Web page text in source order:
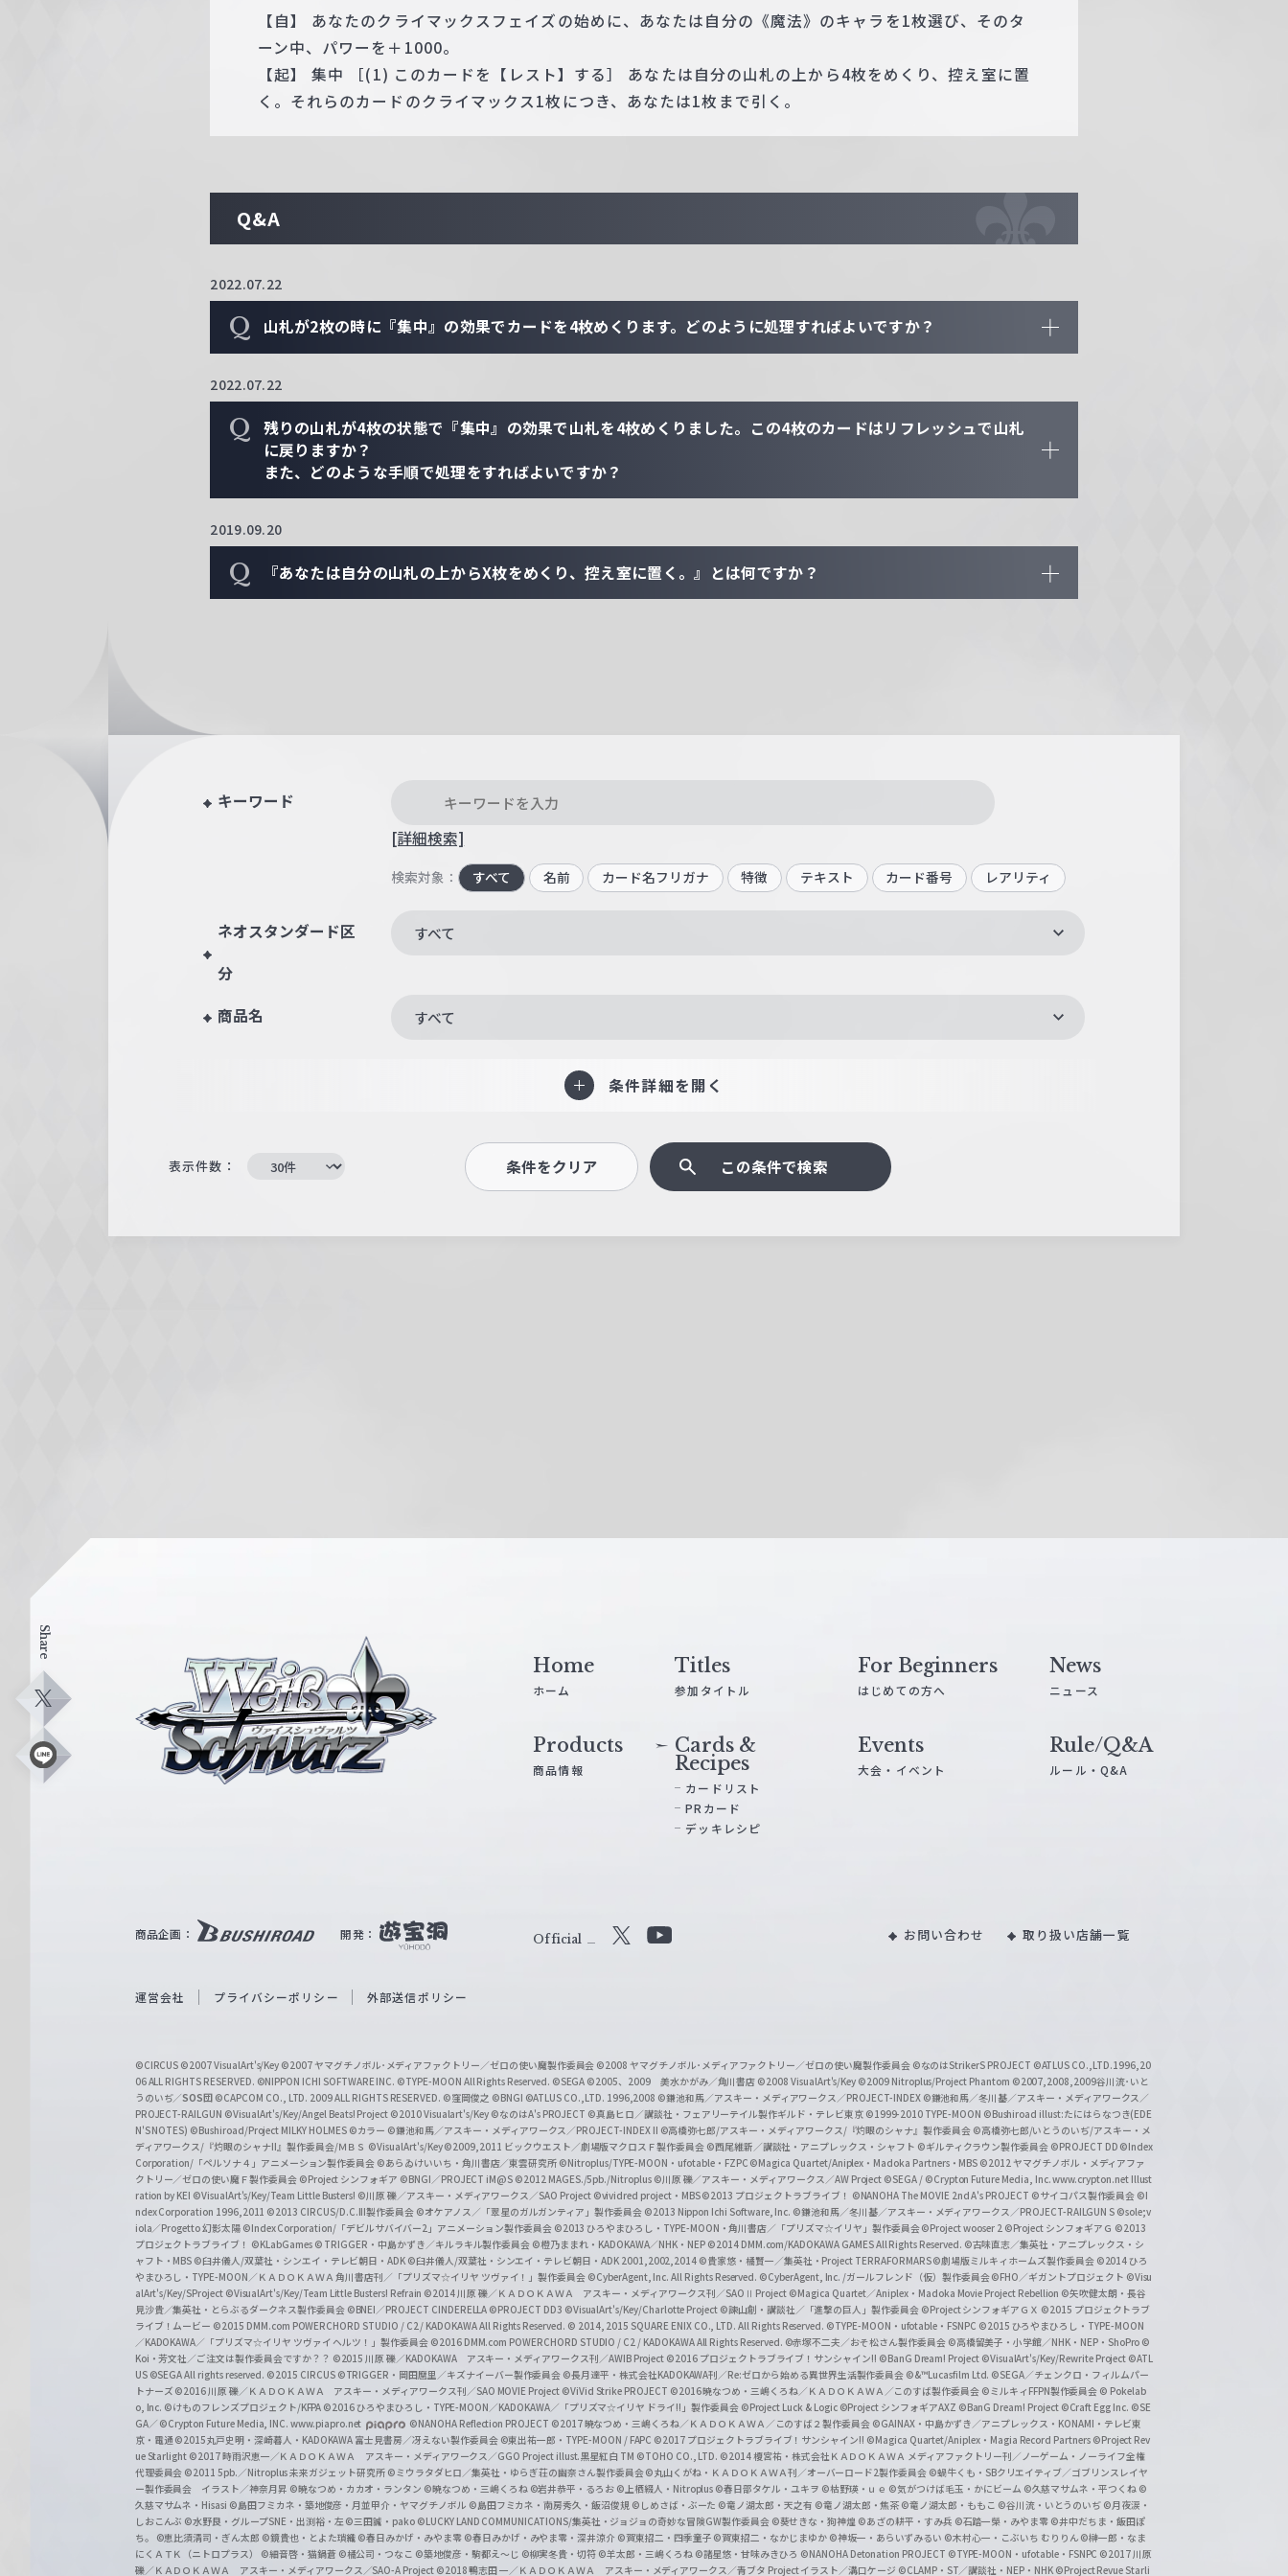
【自】 あなたのクライマックスフェイズの始めに、あなたは自分の《魔法》のキャラを1枚選び、そのタ
ーン中、パワーを＋1000。
【起】 集中 ［(1) このカードを【レスト】する］ あなたは自分の山札の上から4枚をめくり、控え室に置
く。それらのカードのクライマックス1枚につき、あなたは1枚まで引く。
Q&A
2022.07.22
Q 山札が2枚の時に『集中』の効果でカードを4枚めくります。どのように処理すればよいですか？
2022.07.22
Q
残りの山札が4枚の状態で『集中』の効果で山札を4枚めくりました。この4枚のカードはリフレッシュで山札
に戻りますか？
また、どのような手順で処理をすればよいですか？
2019.09.20
Q 『あなたは自分の山札の上からX枚をめくり、控え室に置く。』とは何ですか？
キーワード
[詳細検索]
検索対象： すべて 名前 カード名フリガナ 特徴 テキスト カード番号 レアリティ
ネオスタンダード区
分
すべて
商品名 すべて
条件詳細を開く
表示件数： 条件をクリア この条件で検索
Share
X
L
ス
W
i
c
h
w
a
r
z
Home
ホーム
Titles
参加タイトル
For Beginners
はじめての方へ
News
ニュース
Products
商品情報
Cards &
Recipes
カードリスト
PRカード
デッキレシピ
Events
大会・イベント
Rule/Q&A
ルール・Q&A
商品企画： 開発： Official
Y
b
e
O
f
f
i
c
i
a
l
C
h
a
n
n
e
l
お問い合わせ 取り扱い店舗一覧
運営会社 プライバシーポリシー 外部送信ポリシー
©CIRCUS ©2007 VisualArt's/Key ©2007 ヤマグチノボル･メディアファクトリー／ゼロの使い魔製作委員会 ©2008 ヤマグチノボル･メディアファクトリー／ゼロの使い魔製作委員会 ©なのはStrikerS PROJECT ©ATLUS CO.,LTD.1996,20
06 ALL RIGHTS RESERVED. ©NIPPON ICHI SOFTWARE INC. ©TYPE-MOON All Rights Reserved. ©SEGA ©2005、2009 美水かがみ／角川書店 ©2008 VisualArt's/Key ©2009 Nitroplus/Project Phantom ©2007,2008,2009谷川流･いと
うのいぢ／SOS団 ©CAPCOM CO., LTD. 2009 ALL RIGHTS RESERVED. ©窪岡俊之 ©BNGI ©ATLUS CO.,LTD. 1996,2008 ©鎌池和馬／アスキー・メディアワークス／PROJECT-INDEX ©鎌池和馬／冬川基／アスキー・メディアワークス／
PROJECT-RAILGUN ©VisualArt's/Key/Angel Beats! Project ©2010 Visualart's/Key ©なのはA's PROJECT ©真島ヒロ／講談社・フェアリーテイル製作ギルド・テレビ東京 ©1999-2010 TYPE-MOON ©Bushiroad illust:たにはらなつき(EDE
N'S NOTES) ©Bushiroad/Project MILKY HOLMES ©カラー ©鎌池和馬／アスキー・メディアワークス／PROJECT-INDEX II ©高橋弥七郎/アスキー・メディアワークス/『灼眼のシャナ』製作委員会 ©高橋弥七郎/いとうのいぢ/アスキー・メ
ディアワークス/『灼眼のシャナII』製作委員会/ＭＢＳ ©VisualArt's/Key©2009,2011 ビックウエスト／劇場版マクロスＦ製作委員会 ©西尾維新／講談社・アニプレックス・シャフト ©ギルティクラウン製作委員会 ©PROJECT DD ©Index
Corporation/「ペルソナ４」アニメーション製作委員会 ©あらゐけいいち・角川書店／東雲研究所 ©Nitroplus/TYPE-MOON・ufotable・FZPC ©Magica Quartet/Aniplex・Madoka Partners・MBS ©2012 ヤマグチノボル・メディアファ
クトリー／ゼロの使い魔Ｆ製作委員会 ©Project シンフォギア ©BNGI／PROJECT iM@S ©2012 MAGES./5pb./Nitroplus ©川原 礫／アスキー・メディアワークス／AW Project ©SEGA / ©Crypton Future Media, Inc. www.crypton.net Illust
ration by KEI ©VisualArt's/Key/Team Little Busters! ©川原 礫／アスキー・メディアワークス／SAO Project ©vividred project・MBS ©2013 プロジェクトラブライブ！ ©NANOHA The MOVIE 2nd A's PROJECT ©サイコパス製作委員会 ©I
ndex Corporation 1996,2011 ©2013 CIRCUS/D.C.III製作委員会 ©オケアノス／「翠星のガルガンティア」製作委員会 ©2013 Nippon Ichi Software, Inc. ©鎌池和馬／冬川基／アスキー・メディアワークス／PROJECT-RAILGUN S ©sole;v
iola／Progetto 幻影太陽 ©Index Corporation/「デビルサバイバー2」アニメーション製作委員会 ©2013 ひろやまひろし・TYPE-MOON・角川書店／「プリズマ☆イリヤ」製作委員会©Project wooser 2 ©Project シンフォギアＧ ©2013
プロジェクトラブライブ！ ©KLabGames © TRIGGER・中島かずき／キルラキル製作委員会 ©橙乃ままれ・KADOKAWA／NHK・NEP ©2014 DMM.com/KADOKAWA GAMES All Rights Reserved. ©古味直志／集英社・アニプレックス・シ
ャフト・MBS ©臼井儀人/双葉社・シンエイ・テレビ朝日・ADK ©臼井儀人/双葉社・シンエイ・テレビ朝日・ADK 2001,2002,2014 ©貴家悠・橘賢一／集英社・Project TERRAFORMARS©劇場版ミルキィホームズ製作委員会 ©2014 ひろ
やまひろし・TYPE-MOON／ＫＡＤＯＫＡＷＡ 角川書店刊／「プリズマ☆イリヤ ツヴァイ！」製作委員会 ©CyberAgent, Inc. All Rights Reserved. ©CyberAgent, Inc. /ガールフレンド（仮）製作委員会©FHO／ギガントプロジェクト ©Visu
alArt's/Key/SProject ©VisualArt's/Key/Team Little Busters! Refrain ©2014 川原 礫／ＫＡＤＯＫＡＷＡ アスキー・メディアワークス刊／SAOⅡ Project ©Magica Quartet／Aniplex・Madoka Movie Project Rebellion ©矢吹健太朗・長谷
見沙貴／集英社・とらぶるダークネス製作委員会 ©BNEI／PROJECT CINDERELLA ©PROJECT DD3 ©VisualArt's/Key/Charlotte Project ©諫山創・講談社／「進撃の巨人」製作委員会 ©Project シンフォギアＧＸ ©2015 プロジェクトラブ
ライブ！ムービー ©2015 DMM.com POWERCHORD STUDIO / C2 / KADOKAWA All Rights Reserved. © 2014, 2015 SQUARE ENIX CO., LTD. All Rights Reserved. ©TYPE-MOON・ufotable・FSNPC ©2015 ひろやまひろし・TYPE-MOON
／KADOKAWA／「プリズマ☆イリヤ ツヴァイ ヘルツ！」製作委員会 ©2016 DMM.com POWERCHORD STUDIO / C2 / KADOKAWA All Rights Reserved. ©赤塚不二夫／おそ松さん製作委員会 ©高橋留美子・小学館／NHK・NEP・ShoPro ©
Koi・芳文社／ご注文は製作委員会ですか？？ ©2015 川原 礫／KADOKAWA アスキー・メディアワークス刊／AWIB Project ©2016 プロジェクトラブライブ！サンシャイン!! ©BanG Dream! Project ©VisualArt's/Key/Rewrite Project ©ATL
US ©SEGA All rights reserved. ©2015 CIRCUS ©TRIGGER・岡田麿里／キズナイーバー製作委員会 ©長月達平・株式会社KADOKAWA刊／Re:ゼロから始める異世界生活製作委員会 ©&™Lucasfilm Ltd. ©SEGA／チェンクロ・フィルムパー
トナーズ©2016 川原 礫／ＫＡＤＯＫＡＷＡ アスキー・メディアワークス刊／SAO MOVIE Project ©ViVid Strike PROJECT ©2016 暁なつめ・三嶋くろね／ＫＡＤＯＫＡＷＡ／このすば製作委員会 ©ミルキィFFPN製作委員会 © Pokelab
o, Inc. ©けものフレンズプロジェクト/KFPA ©2016 ひろやまひろし・TYPE-MOON／KADOKAWA／「プリズマ☆イリヤ ドライ!!」製作委員会 ©Project Luck & Logic ©Project シンフォギアAXZ ©BanG Dream! Project ©Craft Egg Inc. ©SE
GA／ ©Crypton Future Media, INC. www.piapro.net
©NANOHA Reflection PROJECT ©2017 暁なつめ・三嶋くろね／ＫＡＤＯＫＡＷＡ／このすば２製作委員会 ©GAINAX・中島かずき／アニプレックス・KONAMI・テレビ東
京・電通 ©2015丸戸史明・深崎暮人・KADOKAWA 富士見書房／冴えない製作委員会 ©東出祐一郎・TYPE-MOON / FAPC ©2017 プロジェクトラブライブ！サンシャイン!! ©Magica Quartet/Aniplex・Magia Record Partners ©Project Rev
ue Starlight ©2017 時雨沢恵一／ＫＡＤＯＫＡＷＡ アスキー・メディアワークス／GGO Project illust.黒星紅白 TM ©TOHO CO., LTD. ©2014 榎宮祐・株式会社ＫＡＤＯＫＡＷＡ メディアファクトリー刊／ノーゲーム・ノーライフ全権
代理委員会 ©2011 5pb.／Nitroplus 未来ガジェット研究所 ©ミウラタダヒロ／集英社・ゆらぎ荘の幽奈さん製作委員会©丸山くがね・ＫＡＤＯＫＡＷＡ刊／オーバーロード2製作委員会 ©蝸牛くも・SBクリエイティブ／ゴブリンスレイヤ
ー製作委員会 イラスト／神奈月昇 ©暁なつめ・カカオ・ランタン ©暁なつめ・三嶋くろね ©岩井恭平・るろお ©上栖綴人・Nitroplus ©春日部タケル・ユキヲ ©枯野瑛・ｕｅ ©気がつけば毛玉・かにビーム ©久慈マサムネ・平つくね ©
久慈マサムネ・Hisasi ©島田フミカネ・築地俊彦・月並甲介・ヤマグチノボル ©島田フミカネ・南房秀久・飯沼俊規 ©しめさば・ぶーた ©竜ノ湖太郎・天之有 ©竜ノ湖太郎・焦茶 ©竜ノ湖太郎・ももこ ©谷川流・いとうのいぢ ©月夜涙・
しおこんぶ ©水野良・グループSNE・出渕裕・左©三田誠・pako ©LUCKY LAND COMMUNICATIONS/集英社・ジョジョの奇妙な冒険GW製作委員会 ©葵せきな・狗神煌 ©あざの耕平・すみ兵 ©石踏一榮・みやま零 ©井中だちま・飯田ぽ
ち。
©恵比須清司・ぎん太郎 ©鏡貴也・とよた瑣織 ©春日みかげ・みやま零 ©春日みかげ・みやま零・深井涼介 ©賀東招二・四季童子 ©賀東招二・なかじまゆか ©神坂一・あらいずみるい ©木村心一・こぶいち むりりん ©榊一郎・なま
にくＡＴＫ（ニトロプラス） ©細音啓・猫鍋蒼 ©橘公司・つなこ ©築地俊彦・駒都え～じ ©柳実冬貴・切符 ©羊太郎・三嶋くろね ©諸星悠・甘味みきひろ ©NANOHA Detonation PROJECT ©TYPE-MOON・ufotable・FSNPC ©2017 川原
礫／ＫＡＤＯＫＡＷＡ アスキー・メディアワークス／SAO-A Project ©2018 鴨志田 一／ＫＡＤＯＫＡＷＡ アスキー・メディアワークス／青ブタ Project イラスト／溝口ケージ ©CLAMP・ST／講談社・NEP・NHK ©Project Revue Starli